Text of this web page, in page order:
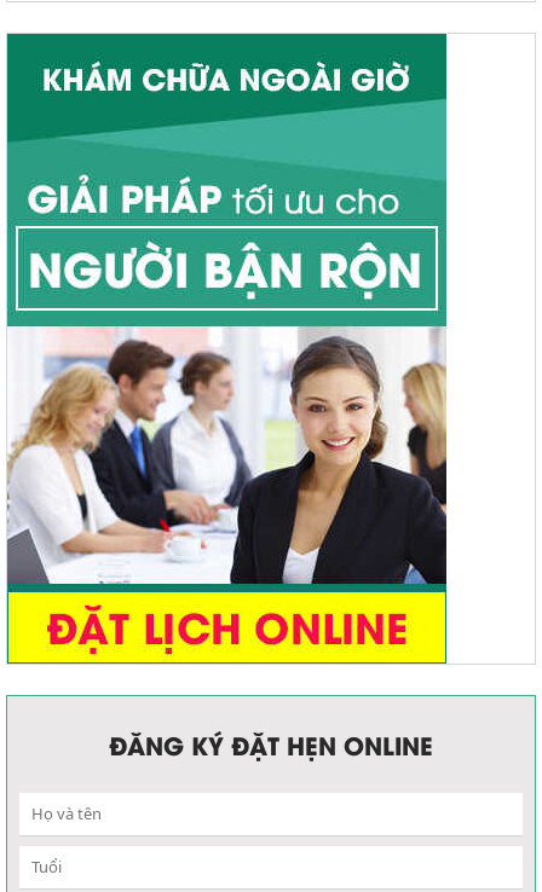
Trĩ ngoại
Apxe hậu môn
Đại tiện ra máu
Nứt kẽ hậu môn
Ngứa hậu môn
Đại tiện khó
Bệnh lậu
Mụn rộp sinh dục
ĐĂNG KÝ ĐẶT HẸN ONLINE